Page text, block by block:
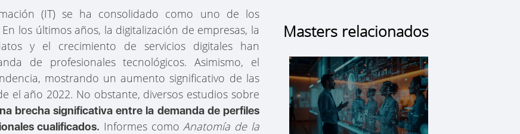
(IT) se ha consolidado como uno de los
los últimos años, la digitalización de empresas, la
y el crecimiento de servicios digitales han
de profesionales tecnológicos. Asimismo, el
mostrando un aumento significativo de las
el año 2022. No obstante, diversos estudios sobre
brecha significativa entre la demanda de perfiles
cualificados. Informes comoAnatomía de la
Masters relacionados